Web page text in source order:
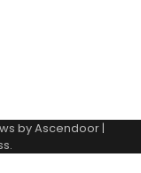
byAscendoor|
.